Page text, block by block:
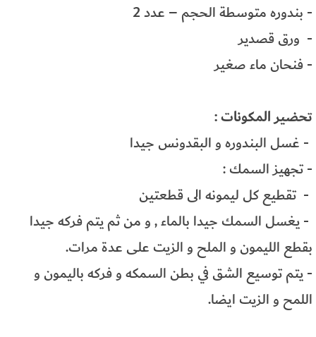
- بندوره متوسطة الحجم – عدد 2
- ورق قصدير
- فنحان ماء صغير
تحضير المكونات :
- غسل البندوره و البقدونس جيدا
- تجهيز السمك :
- تقطيع كل ليمونه الى قطعتين
- يغسل السمك جيدا بالماء , و من ثم يتم فركه جيدا
بقطع الليمون و الملح و الزيت على عدة مرات.
- يتم توسيع الشق في بطن السمكه و فركه باليمون و
اللمح و الزيت ايضا.